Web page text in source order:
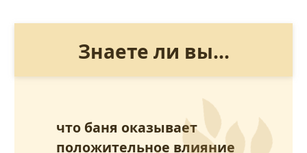
Знаете ли вы...
что баня оказывает
положительное влияние